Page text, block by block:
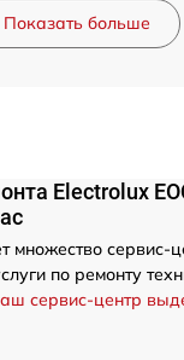
Показать больше
Electrolux
множество сервис-
по ремонту
сервис-центр